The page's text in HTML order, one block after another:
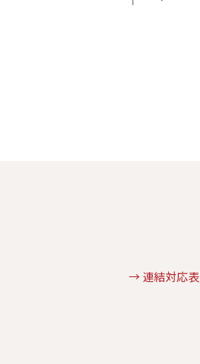
→ 連結対応表